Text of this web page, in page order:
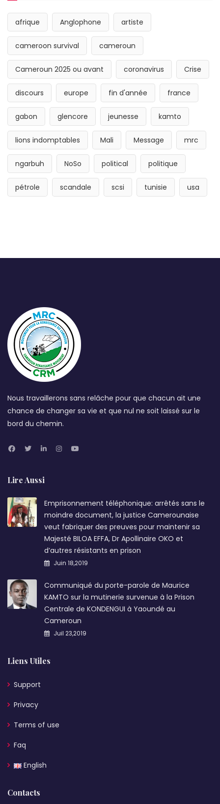
afrique Anglophone artiste
cameroon survival cameroun
Cameroun 2025 ou avant coronavirus Crise
discours europe fin d'année france
gabon glencore jeunesse kamto
lions indomptables Mali Message mrc
ngarbuh NoSo political politique
pétrole scandale scsi tunisie usa
Nous travaillerons sans relâche pour que chacun ait une
chance de changer sa vie et que nul ne soit laissé sur le
bord du chemin.
Lire Aussi
Emprisonnement téléphonique: arrêtés sans le
moindre document, la justice Camerounaise
veut fabriquer des preuves pour maintenir sa
Majesté BILOA EFFA, Dr Apollinaire OKO et
d’autres résistants en prison
Juin 18,2019
Communiqué du porte-parole de Maurice
KAMTO sur la mutinerie survenue à la Prison
Centrale de KONDENGUI à Yaoundé au
Cameroun
Juil 23,2019
Liens Utiles
Support
Privacy
Terms of use
Faq
English
Contacts